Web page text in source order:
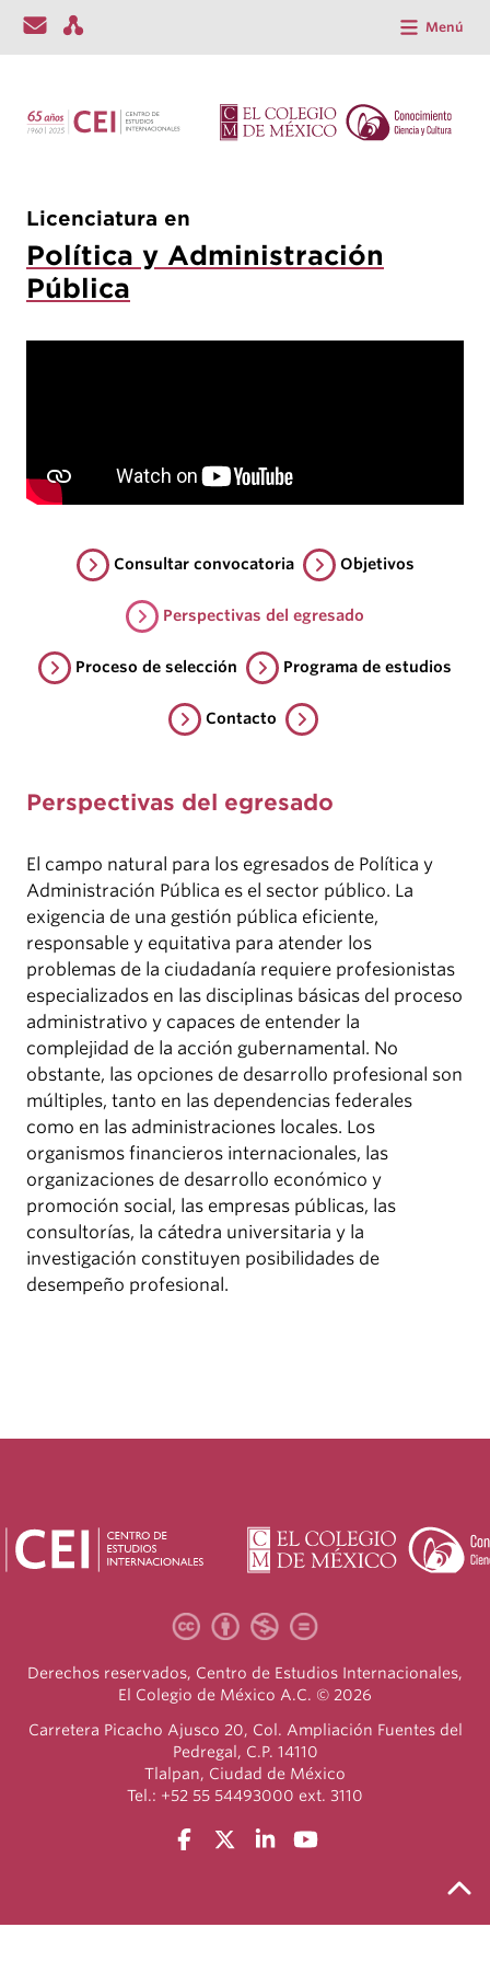
Menú
Licenciatura en
Política y Administración
Pública
Consultar convocatoria Objetivos
Perspectivas del egresado
Proceso de selección Programa de estudios
Contacto
Perspectivas del egresado
El campo natural para los egresados de Política y
Administración Pública es el sector público. La
exigencia de una gestión pública eficiente,
responsable y equitativa para atender los
problemas de la ciudadanía requiere profesionistas
especializados en las disciplinas básicas del proceso
administrativo y capaces de entender la
complejidad de la acción gubernamental. No
obstante, las opciones de desarrollo profesional son
múltiples, tanto en las dependencias federales
como en las administraciones locales. Los
organismos financieros internacionales, las
organizaciones de desarrollo económico y
promoción social, las empresas públicas, las
consultorías, la cátedra universitaria y la
investigación constituyen posibilidades de
desempeño profesional.
Derechos reservados, Centro de Estudios Internacionales,
El Colegio de México A.C. © 2026
Carretera Picacho Ajusco 20, Col. Ampliación Fuentes del
Pedregal, C.P. 14110
Tlalpan, Ciudad de México
Tel.: +52 55 54493000 ext. 3110